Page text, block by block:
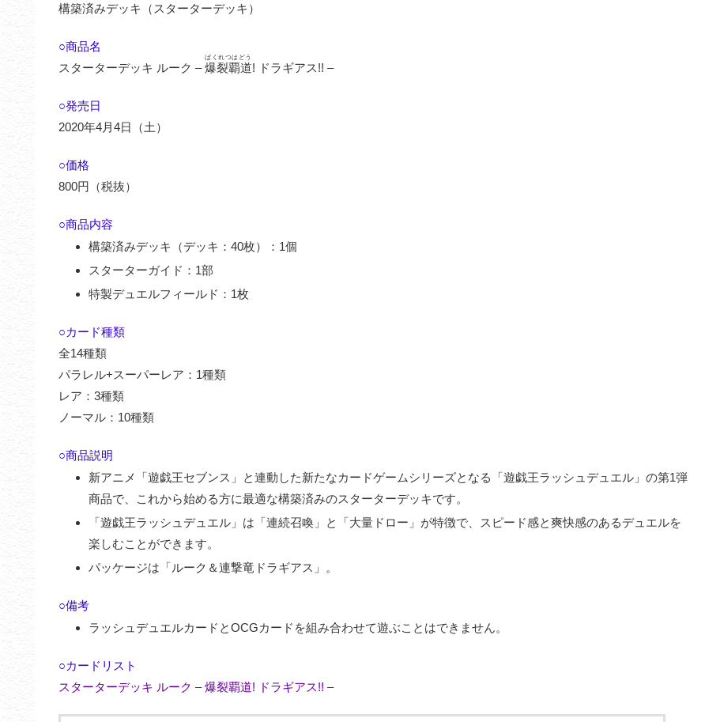
構築済みデッキ（スターターデッキ）
○商品名
スターターデッキ ルーク –爆裂覇道
ばくれつはどう
! ドラギアス!! –
○発売日
2020年4月4日（土）
○価格
800円（税抜）
○商品内容
構築済みデッキ（デッキ：40枚）：1個
スターターガイド：1部
特製デュエルフィールド：1枚
○カード種類
全14種類
パラレル+スーパーレア：1種類
レア：3種類
ノーマル：10種類
○商品説明
新アニメ「遊戯王セブンス」と連動した新たなカードゲームシリーズとなる「遊戯王ラッシュデュエル」の第1弾
商品で、これから始める方に最適な構築済みのスターターデッキです。
「遊戯王ラッシュデュエル」は「連続召喚」と「大量ドロー」が特徴で、スピード感と爽快感のあるデュエルを
楽しむことができます。
パッケージは「ルーク＆連撃竜ドラギアス」。
○備考
ラッシュデュエルカードとOCGカードを組み合わせて遊ぶことはできません。
○カードリスト
スターターデッキ ルーク – 爆裂覇道! ドラギアス!! –